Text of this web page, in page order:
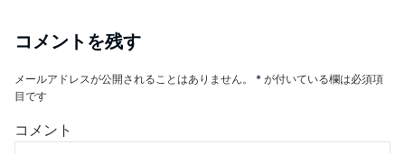
コメントを残す
メールアドレスが公開されることはありません。 * が付いている欄は必須項
目です
コメント